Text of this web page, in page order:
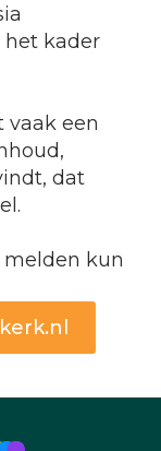
kader
vaak een
dat
melden kun